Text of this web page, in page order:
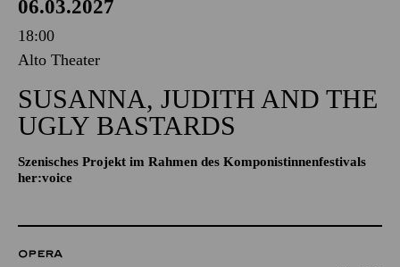
06.03.2027
18:00
Alto Theater
SUSANNA, JUDITH AND THE
UGLY BASTARDS
Szenisches Projekt im Rahmen des Komponistinnenfestivals
her:voice
OPERA